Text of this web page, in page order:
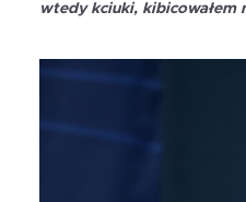
wtedy kciuki, kibicowałem